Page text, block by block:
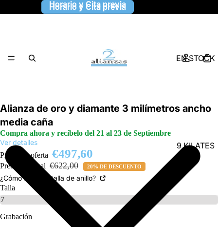
Horario y Cita previa
Horario y Cita previa
EN STOCK
9 KILATES
Alianza de oro y diamante 3 milímetros ancho
media caña
Compra ahora y recíbelo del 21 al 23 de Septiembre
Ver detalles
Precio de oferta €497,60
Precio habitual €622,00 20% DE DESCUENTO
¿Cómo saber la talla de anillo?
Talla
Grabación